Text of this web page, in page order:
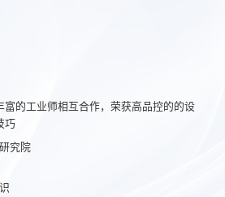
富的工业师相互合作，荣获高品控的的设
巧
究院